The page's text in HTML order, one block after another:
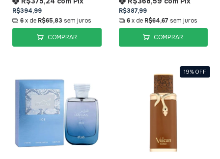
R$394,99
6x de R$65,83 sem juros
COMPRAR
R$387,99
6 x de R$64,67 sem juros
COMPRAR
19% OFF